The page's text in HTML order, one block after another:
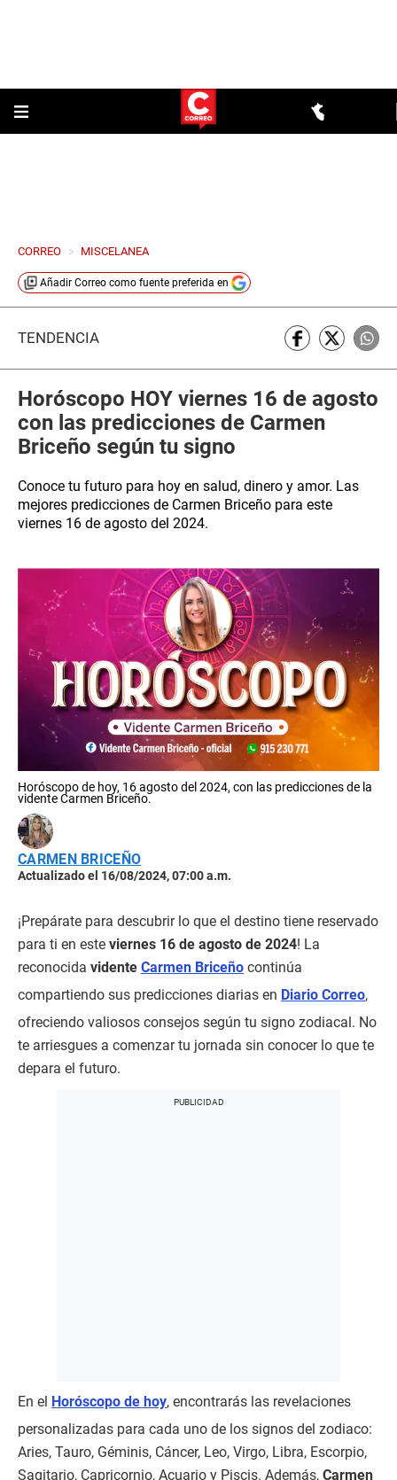
CORREO > MISCELANEA
Añadir Correo como fuente preferida en
TENDENCIA
Horóscopo HOY viernes 16 de agosto
con las predicciones de Carmen
Briceño según tu signo
Conoce tu futuro para hoy en salud, dinero y amor. Las
mejores predicciones de Carmen Briceño para este
viernes 16 de agosto del 2024.
Horóscopo de hoy, 16 agosto del 2024, con las predicciones de la
vidente Carmen Briceño.
CARMEN BRICEÑO
Actualizado el 16/08/2024, 07:00 a.m.
¡Prepárate para descubrir lo que el destino tiene reservado
para ti en este viernes 16 de agosto de 2024! La
reconocida vidente Carmen Briceño continúa
compartiendo sus predicciones diarias en Diario Correo,
ofreciendo valiosos consejos según tu signo zodiacal. No
te arriesgues a comenzar tu jornada sin conocer lo que te
depara el futuro.
En el Horóscopo de hoy, encontrarás las revelaciones
personalizadas para cada uno de los signos del zodiaco:
Aries, Tauro, Géminis, Cáncer, Leo, Virgo, Libra, Escorpio,
Sagitario, Capricornio, Acuario y Piscis. Además, Carmen